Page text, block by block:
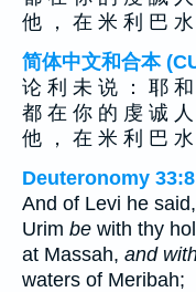
他 ， 在 米 利 巴 水
简体中文和合本
论 利 未 说 ： 耶
都 在 你 的 虔 诚
他 ， 在 米 利 巴 水
Deuteronomy
And of Levi he said,
Urim be with thy
at Massah, and
waters of Meribah;